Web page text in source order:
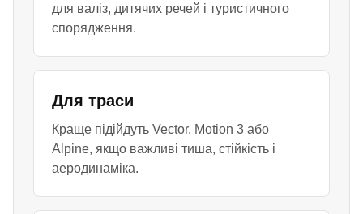
для валіз, дитячих речей і туристичного
спорядження.
Для траси
Краще підійдуть Vector, Motion 3 або
Alpine, якщо важливі тиша, стійкість і
аеродинаміка.